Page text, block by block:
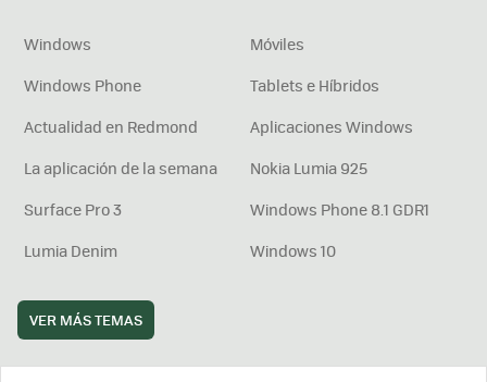
Windows
Móviles
Windows Phone
Tablets e Híbridos
Actualidad en Redmond
Aplicaciones Windows
La aplicación de la semana
Nokia Lumia 925
Surface Pro 3
Windows Phone 8.1 GDR1
Lumia Denim
Windows 10
VER MÁS TEMAS